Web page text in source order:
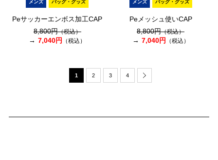
メンズ バッグ・グッズ
Peサッカーエンボス加工CAP
8,800円（税込）
7,040円 （税込）
メンズ バッグ・グッズ
Peメッシュ使いCAP
8,800円（税込）
7,040円 （税込）
1 2 3 4